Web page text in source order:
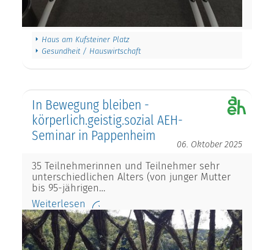
Haus am Kufsteiner Platz
Gesundheit / Hauswirtschaft
In Bewegung bleiben -
körperlich.geistig.sozial AEH-
Seminar in Pappenheim
06. Oktober 2025
35 Teilnehmerinnen und Teilnehmer sehr
unterschiedlichen Alters (von junger Mutter
bis 95-jährigen…
Weiterlesen